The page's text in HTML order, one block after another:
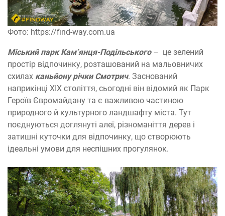
Фото: https://find-way.com.ua
Міський парк Кам’янця-Подільського – це зелений
простір відпочинку, розташований на мальовничих
схилах каньйону річки Смотрич. Заснований
наприкінці XIX століття, сьогодні він відомий як Парк
Героїв Євромайдану та є важливою частиною
природного й культурного ландшафту міста. Тут
поєднуються доглянуті алеї, різноманіття дерев і
затишні куточки для відпочинку, що створюють
ідеальні умови для неспішних прогулянок.